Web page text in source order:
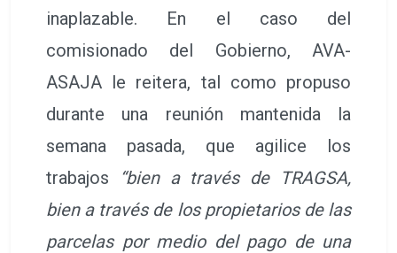
inaplazable. En el caso del
comisionado del Gobierno, AVA-
ASAJA le reitera, tal como propuso
durante una reunión mantenida la
semana pasada, que agilice los
trabajos “bien a través de TRAGSA,
bien a través de los propietarios de las
parcelas por medio del pago de una